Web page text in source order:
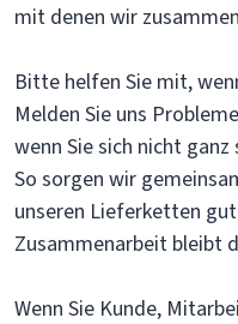
mit denen wir
Bitte helfen Sie mit,
Melden Sie uns
wenn Sie sich nicht ganz
So sorgen wir
unseren Lieferketten
Zusammenarbeit bleibt
Wenn Sie Kunde,